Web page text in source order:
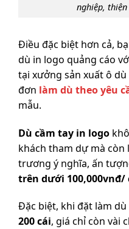
nghiệp,
Điều đặc biệt hơn cả,
dù in logo quảng cáo
tại xưởng sản xuất ô
đơn làm dù theo yêu
mẫu.
Dù cầm tay in logo
khách tham dự mà còn
trương ý nghĩa, ấn
trên dưới 100,000vnđ/
Đặc biệt, khi đặt làm
200 cái, giá chỉ còn vài